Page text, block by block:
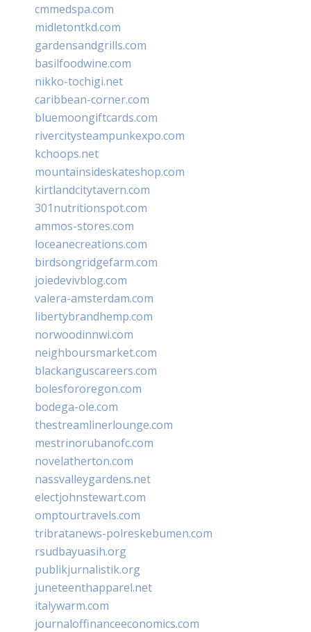
cmmedspa.com
midletontkd.com
gardensandgrills.com
basilfoodwine.com
nikko-tochigi.net
caribbean-corner.com
bluemoongiftcards.com
rivercitysteampunkexpo.com
kchoops.net
mountainsideskateshop.com
kirtlandcitytavern.com
301nutritionspot.com
ammos-stores.com
loceanecreations.com
birdsongridgefarm.com
joiedevivblog.com
valera-amsterdam.com
libertybrandhemp.com
norwoodinnwi.com
neighboursmarket.com
blackanguscareers.com
bolesfororegon.com
bodega-ole.com
thestreamlinerlounge.com
mestrinorubanofc.com
novelatherton.com
nassvalleygardens.net
electjohnstewart.com
omptourtravels.com
tribratanews-polreskebumen.com
rsudbayuasih.org
publikjurnalistik.org
juneteenthapparel.net
italywarm.com
journaloffinanceeconomics.com